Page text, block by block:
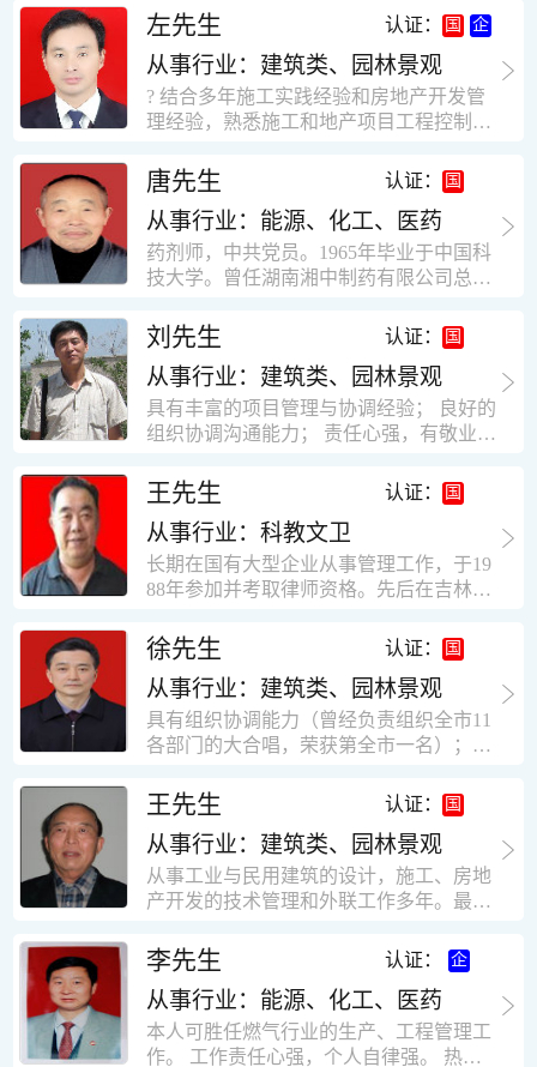
工作学习认真踏实，能够吃苦耐劳，责任
心强。 性格外向、开朗，有良好的人
际关系和一定的组织能力。做事认真负
责、积极肯干。我有信心在今后的工作岗
位上发挥自己的才能!积极的人生观，在我
的字典中没有“放弃”，始终坚信只要努力
快掌握一种新事物的能力。我的格言：也
许我不是最好的，但我会做得更好。知识
面广泛，头脑灵活，思维开阔敏捷，极富
创新精神。
计，工程经济技术分析，能适应建筑行业
各种岗位，组织协调能力强，技术全面，
适用工地管理． 本人1978年高中毕业，同
年参加工作，至今已在建筑行业工作了30
年。从1978年进入本县建筑公司学徒开始
目经理、专业监理工程师等职。 管理过许
多各种结构的工业及民用建筑。1984年至
1986年就职于新疆乌鲁木齐铁路局劳动服
务公司建筑三工区任技术员。参于管理的
项目有：职工居乐部游艺楼，4000平方，
砖混结构。职工电教楼，8000平方，框架
方。1987至1981988年爱聘于郑州市荥阳
第二建筑公司，任郑州市天然气公司基地
建设项目施工员。该项目有15层办公楼及
裙楼一栋8000平方。框架结构。住宅楼4
栋16000平方，6层砖混结构。1989年至19
术负责人，该项目为水泥生产线，该项目
有圆形连体熟料仓12，每个直径9米高41
米，砖混结构，皮带运输走廊一个，框架
结构长185米，高5.2米的框架结构。1991
年调入新乡市新营建筑公司历任：七里三
营乡刘庄火力发电厂项目经理，该项目有
平方装配式工业厂房，焦作市林果住宅小
区项目经理，该项目有住宅楼9栋6层砖混
结构，总建筑面积36000平方米。2004年
限公司专业监理工程师，广东重工监理有
限公司任专业监理工程师，监督的工程
有：广东东莞市花润雪花啤酒厂二期扩建
工程，该工程有钢结构工业厂房2栋，每
栋9000平方米。东莞市新世纪花苑，该工
场；一栋17层。2栋总面积32000平方米，
框架结构。南奥园金州商业步行街等工
程。30年的工作经验积累，使自己能适应
建筑行业的多种工作岗位。
左先生 认证：
从事行业：建筑类、园林景观
? 结合多年施工实践经验和房地产开发管
理经验，熟悉施工和地产项目工程控制要
意识，丰富的经营理念和管理手段，能独
立处理各种工程技术问题；具有较强的沟
通协调能力和组织管理能力； ? 近十多年
的房地产方面工作经验，现任职江苏雨润
农产品集团南昌公司副总经理兼工程总工
识，能够合理高效的做好企业内部管理和
人员结构调整；具有大型工程及房地产公
司管理经验，以及公关的能力和商务谈判
能力。 ? 自认为是个有良好职业道德、有
责任心、有敬业精神，能承受巨大工作压
力的职业经理人！……
唐先生 认证：
从事行业：能源、化工、医药
药剂师，中共党员。1965年毕业于中国科
技大学。曾任湖南湘中制药有限公司总工
员、理事。高级工程师，执业药师，中国
药学会高级会员。享受国务院津贴专家。
丙戊酸镁缓释片及其制备工艺国家发明专
利人。
刘先生 认证：
从事行业：建筑类、园林景观
具有丰富的项目管理与协调经验； 良好的
组织协调沟通能力； 责任心强，有敬业创
闭路电视监控系统、防盗报警系统、门禁
一卡通系统、停车场管理系统、巡更系
统、远程抄表系统等相关系统主流产品，
有较强的售前技术支持能力，并具有较丰
富的设备调试经验； 能独立完成系统集成
建与扩充经验，并具备教育训练能力；
王先生 认证：
从事行业：科教文卫
长期在国有大型企业从事管理工作，于19
88年参加并考取律师资格。先后在吉林油
辽宁华夏律师事务所和辽宁鑫诺律师事务
所执业。王律师在数十年的执业经历中，
多次与美国、英国、香港、北京、深圳等
地的律师共同办理法律事务。 对民商事的
诉讼和非诉讼的合同纠纷、劳动纠纷、债
对刑事案件、仲裁案件都颇有造诣。尤其
擅长处理涉及公司管理、企业改制，资产
收购重组等法律业务。王律师有多篇学术
论文在省部级会议和刊物上发表。数十年
的执业经历中，王律师经办了数百起诉讼
和非诉讼案件，取得了较好的经济效益和
律师一贯的工作作风；法律第一和当事人
合法权益第一，忠诚和敬业是王福营律师
的永恒的追求。
徐先生 认证：
从事行业：建筑类、园林景观
具有组织协调能力（曾经负责组织全市11
各部门的大合唱，荣获第全市一名）；知
等领域）；实际工作能力强，且经验丰
富。
王先生 认证：
从事行业：建筑类、园林景观
从事工业与民用建筑的设计，施工、房地
产开发的技术管理和外联工作多年。最大
最高26层。基础理论和专业技术知识功底
深厚，能熟练从事复杂技术工程的设计与
计算工作，有丰富的大中型工程项目的施
工技术经验。知识广博，设计、施工、予
决算、资产评估等都有较深造诣。曾独立
李先生 认证：
从事行业：能源、化工、医药
本人可胜任燃气行业的生产、工程管理工
作。 工作责任心强，个人自律强。 热爱